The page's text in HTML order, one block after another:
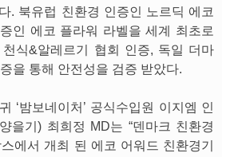
. 북유럽 친환경 인증인 노르딕 에코
인 에코 플라워 라벨을 세계 최초로
식&알레르기 협회 인증, 독일 더마
을 통해 안전성을 검증 받았다.
‘밤보네이처’ 공식수입원 이지엠 인
을기) 최희정 MD는 “덴마크 친환경
에서 개최 된 에코 어워드 친환경기